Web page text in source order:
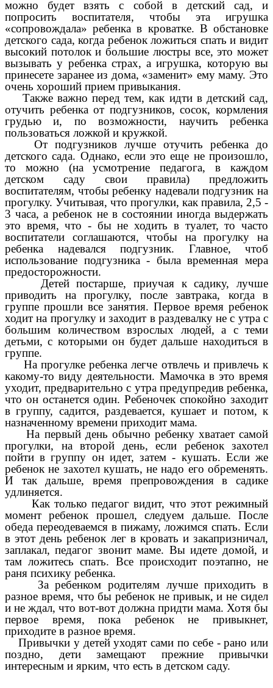
можно будет взять с собой в детский сад, и
попросить воспитателя, чтобы эта игрушка
«сопровождала» ребенка в кроватке. В обстановке
детского сада, когда ребенок ложиться спать и видит
высокий потолок и большие люстры все, это может
вызывать у ребенка страх, а игрушка, которую вы
принесете заранее из дома, «заменит» ему маму. Это
очень хороший прием привыкания.
Также важно перед тем, как идти в детский сад,
отучить ребенка от подгузников, сосок, кормления
грудью и, по возможности, научить ребенка
пользоваться ложкой и кружкой.
От подгузников лучше отучить ребенка до
детского сада. Однако, если это еще не произошло,
то можно (на усмотрение педагога, в каждом
детском саду свои правила) предложить
воспитателям, чтобы ребенку надевали подгузник на
прогулку. Учитывая, что прогулки, как правила, 2,5 -
3 часа, а ребенок не в состоянии иногда выдержать
это время, что - бы не ходить в туалет, то часто
воспитатели соглашаются, чтобы на прогулку на
ребенка надевался подгузник. Главное, чтоб
использование подгузника - была временная мера
предосторожности.
Детей постарше, приучая к садику, лучше
приводить на прогулку, после завтрака, когда в
группе прошли все занятия. Первое время ребенок
ходит на прогулку и заходит в раздевалку не с утра с
большим количеством взрослых людей, а с теми
детьми, с которыми он будет дальше находиться в
группе.
На прогулке ребенка легче отвлечь и привлечь к
какому-то виду деятельности. Мамочка в это время
уходит, предварительно с утра предупредив ребенка,
что он останется один. Ребеночек спокойно заходит
в группу, садится, раздевается, кушает и потом, к
назначенному времени приходит мама.
На первый день обычно ребенку хватает самой
прогулки, на второй день, если ребенок захотел
пойти в группу он идет, затем - кушать. Если же
ребенок не захотел кушать, не надо его обременять.
И так дальше, время препровождения в садике
удлиняется.
Как только педагог видит, что этот режимный
момент ребенок прошел, следуем дальше. После
обеда переодеваемся в пижаму, ложимся спать. Если
в этот день ребенок лег в кровать и закапризничал,
заплакал, педагог звонит маме. Вы идете домой, и
там ложитесь спать. Все происходит поэтапно, не
раня психику ребенка.
За ребенком родителям лучше приходить в
разное время, что бы ребенок не привык, и не сидел
и не ждал, что вот-вот должна придти мама. Хотя бы
первое время, пока ребенок не привыкнет,
приходите в разное время.
Привычки у детей уходят сами по себе - рано или
поздно, дети замещают прежние привычки
интересным и ярким, что есть в детском саду.